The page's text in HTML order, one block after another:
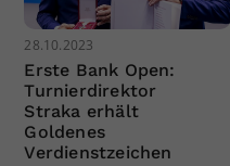
28.10.2023
Erste Bank Open:
Turnierdirektor
Straka erhält
Goldenes
Verdienstzeichen